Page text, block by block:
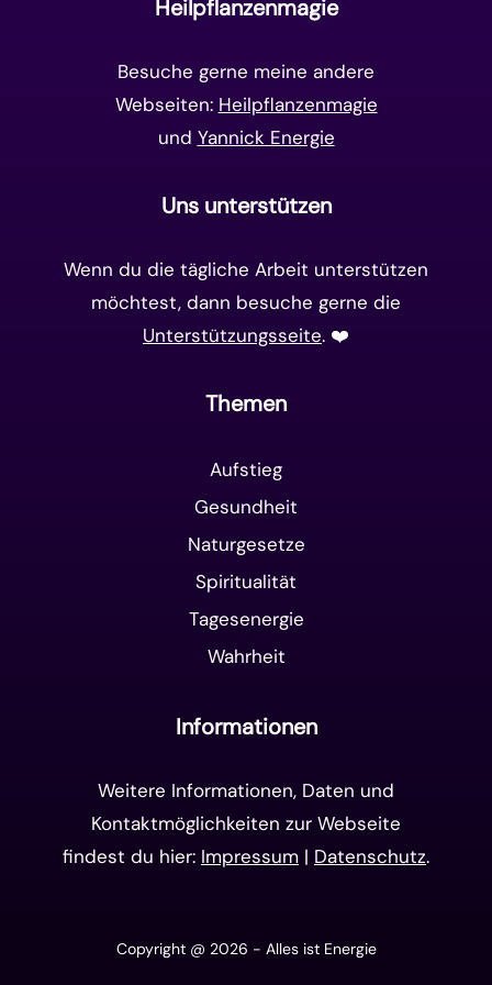
Heilpflanzenmagie
Besuche gerne meine andere
Webseiten: Heilpflanzenmagie
und Yannick Energie
Uns unterstützen
Wenn du die tägliche Arbeit unterstützen
möchtest, dann besuche gerne die
Unterstützungsseite. ❤️️
Themen
Aufstieg
Gesundheit
Naturgesetze
Spiritualität
Tagesenergie
Wahrheit
Informationen
Weitere Informationen, Daten und
Kontaktmöglichkeiten zur Webseite
findest du hier: Impressum | Datenschutz.
Copyright @ 2026 - Alles ist Energie